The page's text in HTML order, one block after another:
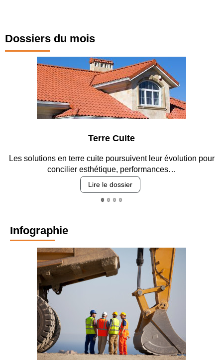
Dossiers du mois
Terre Cuite
solutions en terre cuite poursuivent leur évolution pour
concilier esthétique, performances…
Lire le dossier
Infographie